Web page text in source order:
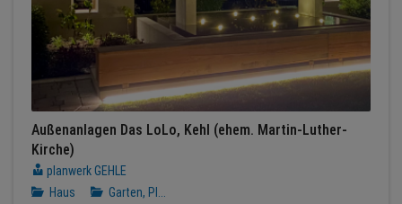
Außenanlagen Das LoLo, Kehl (ehem. Martin-Luther-
Kirche)
planwerk GEHLE
Haus
Garten, Pl...